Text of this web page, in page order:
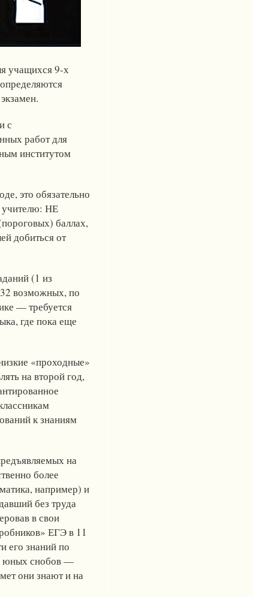
учащихся 9-х
с
работ для
институтом
это обязательно
учителю: НЕ
баллах,
добиться от
(1 из
возможных, по
— требуется
где пока еще
«проходные»
на второй год,
к знаниям
на
более
например) и
без труда
в свои
ЕГЭ в 11
его знаний по
юных снобов —
они знают и на